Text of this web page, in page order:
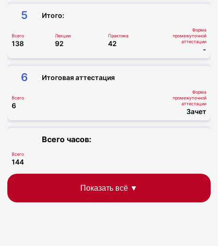
5 Итого:
Всего
138
Лекции
92
Практика
42
Форма
промежуточной
аттестации
-
6 Итоговая аттестация
Всего
6
Форма
промежуточной
аттестации
Зачет
Всего часов:
Всего
144